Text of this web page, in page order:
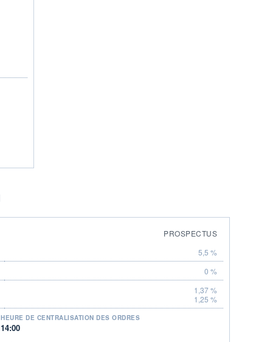
PROSPECTUS
5,5 %
0 %
1,37 %
1,25 %
HEURE DE CENTRALISATION DES ORDRES
14:00